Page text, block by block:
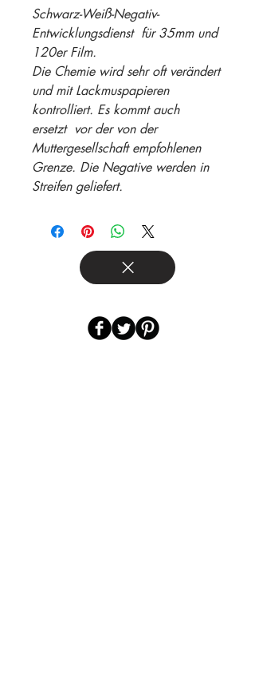
Schwarz-Weiß-Negativ-
Entwicklungsdienst für 35mm und
120er Film.
Die Chemie wird sehr oft verändert
und mit Lackmuspapieren
kontrolliert. Es kommt auch
ersetzt vor der von der
Muttergesellschaft empfohlenen
Grenze. Die Negative werden in
Streifen geliefert.